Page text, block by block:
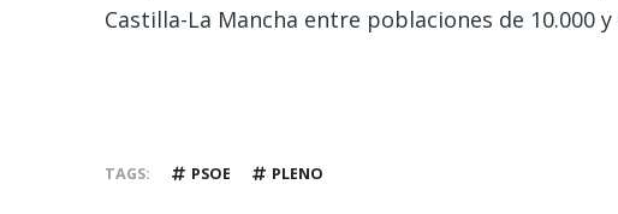
Castilla-La Mancha entre poblaciones de 10.000 y
TAGS PSOE PLENO